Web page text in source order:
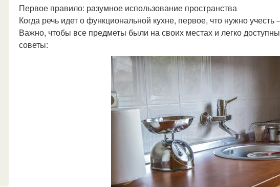
Первое правило: разумное использование пространства
Когда речь идет о функциональной кухне, первое, что нужно
Важно, чтобы все предметы были на своих местах и легко
советы: